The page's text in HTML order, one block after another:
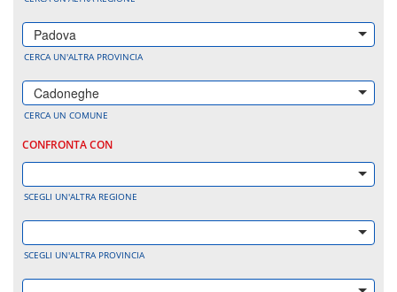
Padova
CERCA UN'ALTRA PROVINCIA
Cadoneghe
CERCA UN COMUNE
CONFRONTA CON
SCEGLI UN'ALTRA REGIONE
SCEGLI UN'ALTRA PROVINCIA